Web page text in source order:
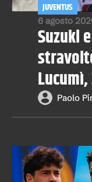
6 agosto
JUVENTUS
Suzuki
Paolo